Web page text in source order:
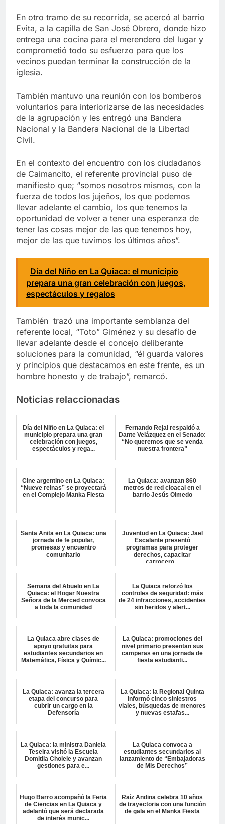
En otro tramo de su recorrida, se acercó al barrio
Evita, a la capilla de San José Obrero, donde hizo
entrega una cocina para el merendero del lugar y
comprometió todo su esfuerzo para que los
vecinos puedan terminar la construcción de la
iglesia.
También mantuvo una reunión con los bomberos
voluntarios para interiorizarse de las necesidades
de la agrupación y les entregó una Bandera
Nacional y la Bandera Nacional de la Libertad
Civil.
En el contexto del encuentro con los ciudadanos
de Caimancito, el referente provincial puso de
manifiesto que; “somos nosotros mismos, con la
fuerza de todos los jujeños, los que podemos
llevar adelante el cambio, los que tenemos la
oportunidad de volver a tener una esperanza de
tener las cosas mejor de las que tenemos hoy,
mejor de las que tuvimos los últimos años”.
Día del Niño en La Quiaca: el municipio
prepara una gran celebración con juegos,
espectáculos y regalos
También trazó una importante semblanza del
referente local, “Toto” Giménez y su desafío de
llevar adelante desde el concejo deliberante
soluciones para la comunidad, “él guarda valores
y principios que destacamos en este frente, es un
hombre honesto y de trabajo”, remarcó.
Noticias relaccionadas
Día del Niño en La Quiaca: el
municipio prepara una gran
celebración con juegos,
espectáculos y rega...
Fernando Rejal respaldó a
Dante Velázquez en el Senado:
“No queremos que se venda
nuestra frontera”
Cine argentino en La Quiaca:
“Nueve reinas” se proyectará
en el Complejo Manka Fiesta
La Quiaca: avanzan 860
metros de red cloacal en el
barrio Jesús Olmedo
Santa Anita en La Quiaca: una
jornada de fe popular,
promesas y encuentro
comunitario
Juventud en La Quiaca: Jael
Escalante presentó
programas para proteger
derechos, capacitar
carrocero...
Semana del Abuelo en La
Quiaca: el Hogar Nuestra
Señora de la Merced convoca
a toda la comunidad
La Quiaca reforzó los
controles de seguridad: más
de 24 infracciones, accidentes
sin heridos y alert...
La Quiaca abre clases de
apoyo gratuitas para
estudiantes secundarios en
Matemática, Física y Químic...
La Quiaca: promociones del
nivel primario presentan sus
camperas en una jornada de
fiesta estudianti...
La Quiaca: avanza la tercera
etapa del concurso para
cubrir un cargo en la
Defensoría
La Quiaca: la Regional Quinta
informó cinco siniestros
viales, búsquedas de menores
y nuevas estafas...
La Quiaca: la ministra Daniela
Teseira visitó la Escuela
Domitila Cholele y avanzan
gestiones para e...
La Quiaca convoca a
estudiantes secundarios al
lanzamiento de “Embajadoras
de Mis Derechos”
Hugo Barro acompañó la Feria
de Ciencias en La Quiaca y
adelantó que será declarada
de interés munic...
Raíz Andina celebra 10 años
de trayectoria con una función
de gala en el Manka Fiesta